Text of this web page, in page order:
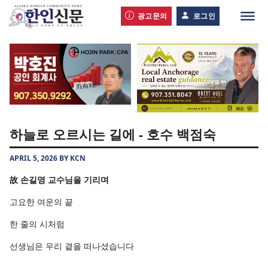
광고문의 로그인
하늘로 오르시는 길에 - 호수 백점숙
APRIL 5, 2026 BY KCN
故 손길영 교수님을 기리며
고요한 여운의 끝
한 줄의 시처럼
선생님은 우리 곁을 떠나셨습니다